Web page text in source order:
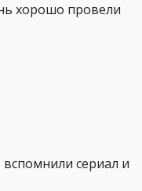
хорошо провели
сериал и